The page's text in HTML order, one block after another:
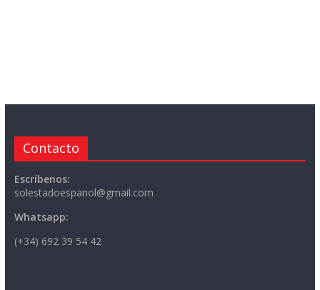
Contacto
Escríbenos:
solestadoespanol@gmail.com
Whatsapp:
(+34) 692 39 54 42